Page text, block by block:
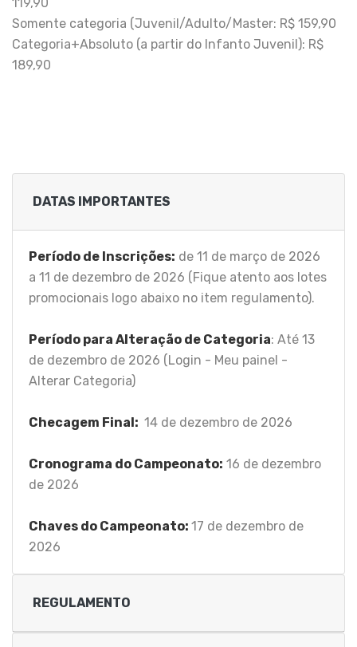
Somente categoria (Juvenil/Adulto/Master: R$ 159,90
Categoria+Absoluto (a partir do Infanto Juvenil): R$
189,90
DATAS IMPORTANTES
Período de Inscrições: de 11 de março de 2026
a 11 de dezembro de 2026 (Fique atento aos lotes
promocionais logo abaixo no item regulamento).
Período para Alteração de Categoria: Até 13
de dezembro de 2026 (Login - Meu painel -
Alterar Categoria)
Checagem Final: 14 de dezembro de 2026
Cronograma do Campeonato: 16 de dezembro
de 2026
Chaves do Campeonato: 17 de dezembro de
2026
REGULAMENTO